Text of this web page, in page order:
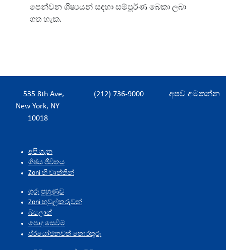
පෙන්වන ශිෂ්‍යයන් සඳහා සම්පූර්ණ බෙකා ලබා
ගත හැක.
535 8th Ave,
New York, NY
10018
(212) 736-9000 අපව අමතන්න
අපි ගැන
ශිෂ්ය ජීවිතය
Zoni හි වෘත්තීන්
ගුරු පුහුණුව
Zoni හවුල්කරුවන්
බ්ලොග්
පොදු සෙවීම
ප්රයෝජනවත් තොරතුරු